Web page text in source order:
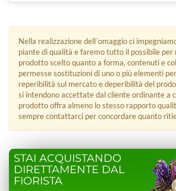
Nella realizzazione dell´omaggio ci
piante di qualità e faremo tutto il possibile per
prodotto scelto quanto a forma, contenuti e
permesse sostituzioni di uno o più elementi
reperibilità sul mercato e deperibilità del
si intendono accettate dal cliente ordinante a
prodotto offra almeno lo stesso rapporto
sempre contattarci per concordare quanto
STAI ACQUISTANDO
DIRETTAMENTE DAL
FIORISTA